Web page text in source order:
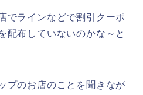
でラインなどで割引クーポ
配布していないのかな～と
プのお店のことを聞きなが